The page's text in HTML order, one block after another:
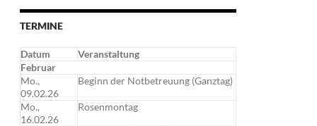
TERMINE
Datum
Veranstaltung
Februar
Mo.,
09.02.26
Beginn der Notbetreuung (Ganztag)
Mo.,
16.02.26
Rosenmontag